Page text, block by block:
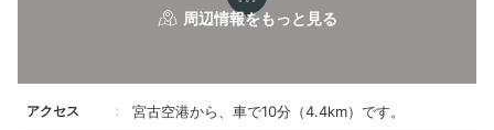
アクセス 宮古空港から、車で10分（4.4km）です。